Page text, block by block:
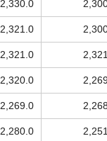
2,330.0
2,321.0
2,321.0
2,320.0
2,269.0
2,280.0